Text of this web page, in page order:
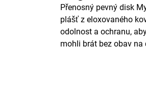
Přenosný pevný disk
plášť z eloxovaného
odolnost a ochranu,
mohli brát bez obav na